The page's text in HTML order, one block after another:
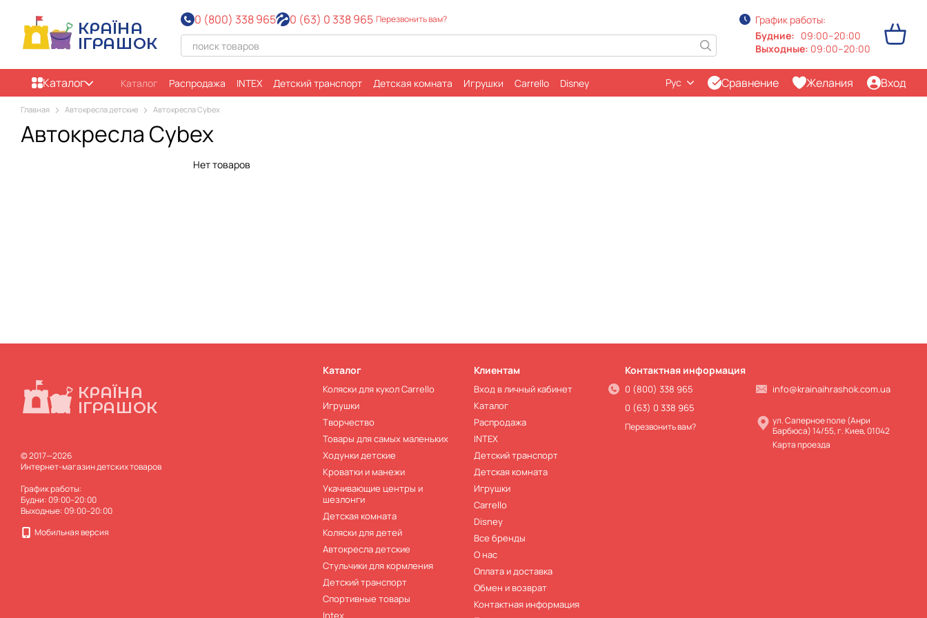
0 (800) 338 965 0 (63) 0 338 965 Перезвонить вам?
График работы:
Будние: 09:00–20:00
Выходные: 09:00–20:00
Каталог Каталог Распродажа INTEX Детский транспорт Детская комната Игрушки Carrello
Disney
Все бренды
О нас Оплата и доставка Обмен и возврат
Контактная информация
Пользовательское соглашение
Рус Сравнение Желания Вход
Главная Автокресла детские Автокресла Cybex
Автокресла Cybex
Нет товаров
© 2017—2026
Интернет-магазин детских товаров
График работы:
Будни: 09:00–20:00
Выходные: 09:00–20:00
Мобильная версия
Каталог
Коляски для кукол Carrello
Игрушки
Творчество
Товары для самых маленьких
Ходунки детские
Кроватки и манежи
Укачивающие центры и
шезлонги
Детская комната
Коляски для детей
Автокресла детские
Стульчики для кормления
Детский транспорт
Спортивные товары
Intex
Клиентам
Вход в личный кабинет
Каталог
Распродажа
INTEX
Детский транспорт
Детская комната
Игрушки
Carrello
Disney
Все бренды
О нас
Оплата и доставка
Обмен и возврат
Контактная информация
Контактная информация
0 (800) 338 965
0 (63) 0 338 965
Перезвонить вам?
info@krainaihrashok.com.ua
ул. Саперное поле (Анри
Барбюса) 14/55, г. Киев, 01042
Карта проезда